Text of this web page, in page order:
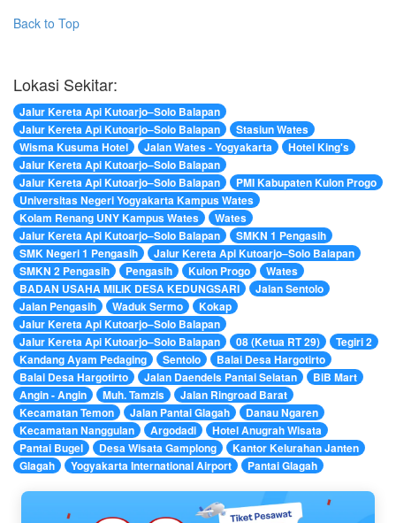
Back to Top
Lokasi Sekitar:
Jalur Kereta Api Kutoarjo–Solo Balapan
Jalur Kereta Api Kutoarjo–Solo Balapan
Stasiun Wates
Wisma Kusuma Hotel
Jalan Wates - Yogyakarta
Hotel King's
Jalur Kereta Api Kutoarjo–Solo Balapan
Jalur Kereta Api Kutoarjo–Solo Balapan
PMI Kabupaten Kulon Progo
Universitas Negeri Yogyakarta Kampus Wates
Kolam Renang UNY Kampus Wates
Wates
Jalur Kereta Api Kutoarjo–Solo Balapan
SMKN 1 Pengasih
SMK Negeri 1 Pengasih
Jalur Kereta Api Kutoarjo–Solo Balapan
SMKN 2 Pengasih
Pengasih Kulon Progo
Wates
BADAN USAHA MILIK DESA KEDUNGSARI
Jalan Sentolo
Jalan Pengasih
Waduk Sermo
Kokap
Jalur Kereta Api Kutoarjo–Solo Balapan
Jalur Kereta Api Kutoarjo–Solo Balapan
08 (Ketua RT 29)
Tegiri 2
Kandang Ayam Pedaging
Sentolo
Balai Desa Hargotirto
Balai Desa Hargotirto
Jalan Daendels Pantai Selatan
BiB Mart
Angin - Angin
Muh. Tamzis
Jalan Ringroad Barat
Kecamatan Temon
Jalan Pantai Glagah
Danau Ngaren
Kecamatan Nanggulan
Argodadi
Hotel Anugrah Wisata
Pantai Bugel
Desa Wisata Gamplong
Kantor Kelurahan Janten
Glagah
Yogyakarta International Airport Pantai Glagah